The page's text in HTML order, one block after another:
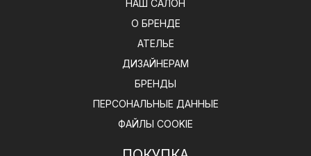
НАШ САЛОН
О БРЕНДЕ
АТЕЛЬЕ
ДИЗАЙНЕРАМ
БРЕНДЫ
ПЕРСОНАЛЬНЫЕ ДАННЫЕ
ФАЙЛЫ COOKIE